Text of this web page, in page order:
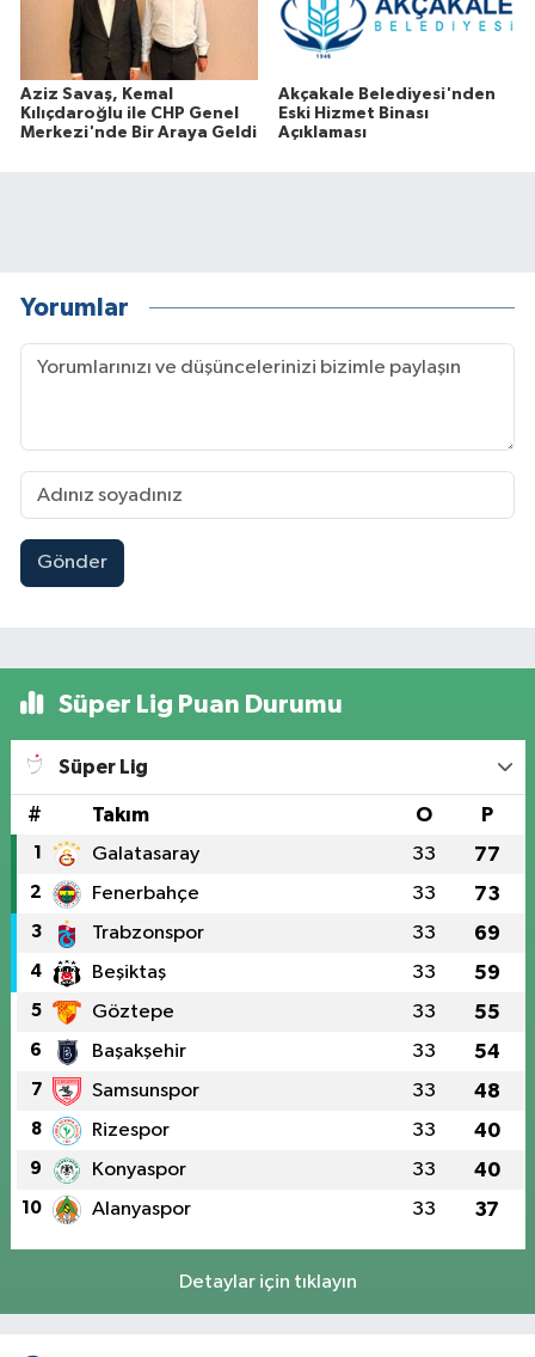
Aziz Savaş, Kemal
Kılıçdaroğlu ile CHP Genel
Merkezi'nde Bir Araya Geldi
Akçakale Belediyesi'nden
Eski Hizmet Binası
Açıklaması
Yorumlar
Gönder
Süper Lig Puan Durumu
Süper Lig
# Takım O P
1 Galatasaray 33 77
2 Fenerbahçe 33 73
3 Trabzonspor 33 69
4 Beşiktaş 33 59
5 Göztepe 33 55
6 Başakşehir 33 54
7 Samsunspor 33 48
8 Rizespor 33 40
9 Konyaspor 33 40
10 Alanyaspor 33 37
Detaylar için tıklayın